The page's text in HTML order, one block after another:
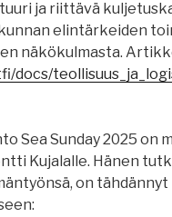
ja riittävä
elintärkeiden
näkökulmasta.
docs/
Sea Sunday 2025 on
Kujalalle. Hänen
on tähdännyt